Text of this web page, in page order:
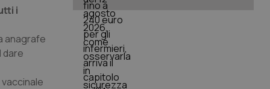
i
anagrafe
dare